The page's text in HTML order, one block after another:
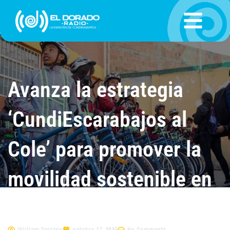
contenido
Avanza la estrategia
‘CundiEscarabajos al
Cole’ para promover la
movilidad sostenible en